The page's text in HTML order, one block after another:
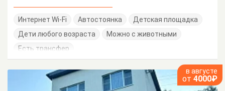
Интернет Wi-Fi Автостоянка
Детская площадка
Дети любого возраста
Можно с животными
Есть трансфер
в августе
от 4000₽